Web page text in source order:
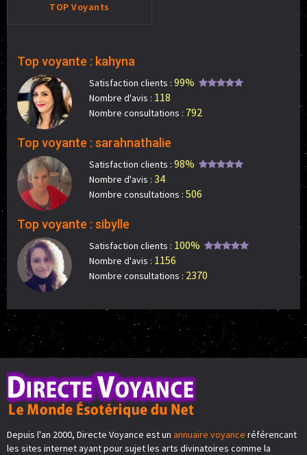
TOP Voyants
Top voyante : kahyna
Satisfaction clients : 99%
Nombre d'avis : 118
Nombre consultations : 792
Top voyante : sarahnathalie
Satisfaction clients : 98%
Nombre d'avis : 34
Nombre consultations : 506
Top voyante : sibylle
Satisfaction clients : 100%
Nombre d'avis : 1156
Nombre consultations : 2370
Depuis l'an 2000, Directe Voyance est un annuaire voyance référencant
les sites internet ayant pour sujet les arts divinatoires comme la